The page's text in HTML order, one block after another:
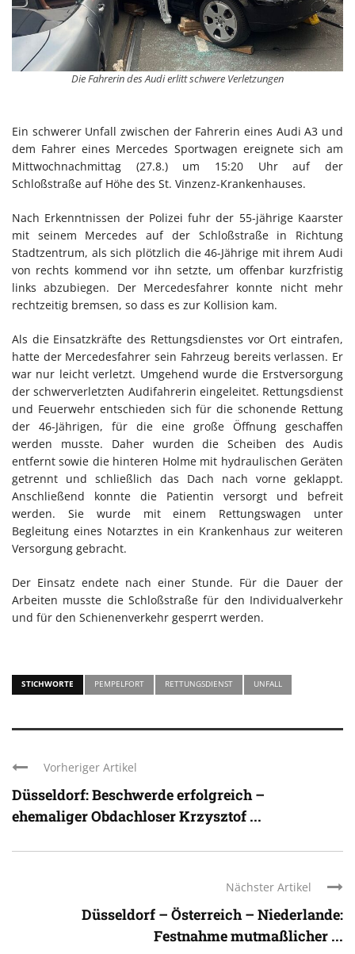
Die Fahrerin des Audi erlitt schwere Verletzungen
Ein schwerer Unfall zwischen der Fahrerin eines Audi A3 und
dem Fahrer eines Mercedes Sportwagen ereignete sich am
Mittwochnachmittag (27.8.) um 15:20 Uhr auf der
Schloßstraße auf Höhe des St. Vinzenz-Krankenhauses.
Nach Erkenntnissen der Polizei fuhr der 55-jährige Kaarster
mit seinem Mercedes auf der Schloßstraße in Richtung
Stadtzentrum, als sich plötzlich die 46-Jährige mit ihrem Audi
von rechts kommend vor ihn setzte, um offenbar kurzfristig
links abzubiegen. Der Mercedesfahrer konnte nicht mehr
rechtzeitig bremsen, so dass es zur Kollision kam.
Als die Einsatzkräfte des Rettungsdienstes vor Ort eintrafen,
hatte der Mercedesfahrer sein Fahrzeug bereits verlassen. Er
war nur leicht verletzt. Umgehend wurde die Erstversorgung
der schwerverletzten Audifahrerin eingeleitet. Rettungsdienst
und Feuerwehr entschieden sich für die schonende Rettung
der 46-Jährigen, für die eine große Öffnung geschaffen
werden musste. Daher wurden die Scheiben des Audis
entfernt sowie die hinteren Holme mit hydraulischen Geräten
getrennt und schließlich das Dach nach vorne geklappt.
Anschließend konnte die Patientin versorgt und befreit
werden. Sie wurde mit einem Rettungswagen unter
Begleitung eines Notarztes in ein Krankenhaus zur weiteren
Versorgung gebracht.
Der Einsatz endete nach einer Stunde. Für die Dauer der
Arbeiten musste die Schloßstraße für den Individualverkehr
und für den Schienenverkehr gesperrt werden.
STICHWORTE PEMPELFORT RETTUNGSDIENST UNFALL
Vorheriger Artikel
Düsseldorf: Beschwerde erfolgreich –
ehemaliger Obdachloser Krzysztof ...
Nächster Artikel
Düsseldorf – Österreich – Niederlande:
Festnahme mutmaßlicher ...